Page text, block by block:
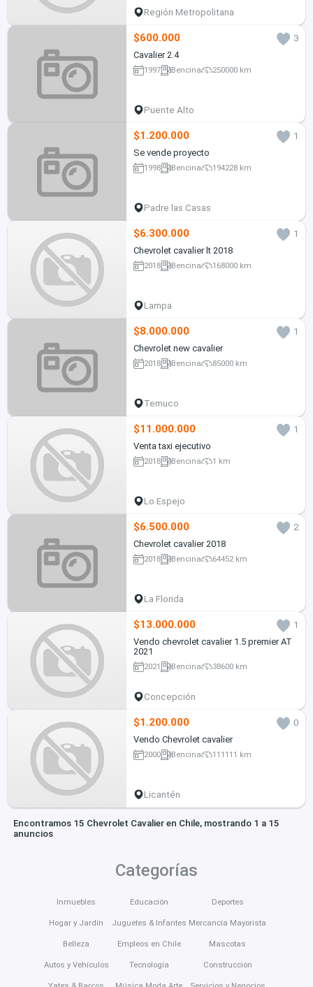
Región Metropolitana
$600.000
3
Cavalier 2.4
1997 Bencina 250000 km
Puente Alto
$1.200.000
1
Se vende proyecto
1998 Bencina 194228 km
Padre las Casas
$6.300.000
1
Chevrolet cavalier lt 2018
2018 Bencina 168000 km
Lampa
$8.000.000
1
Chevrolet new cavalier
2018 Bencina 85000 km
Temuco
$11.000.000
1
Venta taxi ejecutivo
2018 Bencina 1 km
Lo Espejo
$6.500.000
2
Chevrolet cavalier 2018
2018 Bencina 64452 km
La Florida
$13.000.000
1
Vendo chevrolet cavalier 1.5 premier AT
2021
2021 Bencina 38600 km
Concepción
$1.200.000
0
Vendo Chevrolet cavalier
2000 Bencina 111111 km
Licantén
Encontramos 15 Chevrolet Cavalier en Chile, mostrando 1 a 15
anuncios
Categorías
Inmuebles
Hogar y Jardín
Belleza
Autos y Vehículos
Educación
Juguetes & Infantes
Empleos en Chile
Tecnología
Deportes
Mercancía Mayorista
Mascotas
Construcción